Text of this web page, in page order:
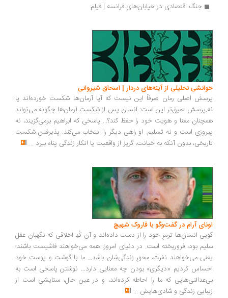
جنگ اقتصادی در خیابان‌های فرانسه | فیلم
تحلیلی از آینه‌های دردار | اسحاق شیروانی
اصلی رمان صرفاً این نیست که آیا آرمان‌ها شکست خورده‌اند یا
عمیق‌تر این است: انسان پس از شکست آرمان‌ها چگونه می‌تواند
معنا و هویت خود را حفظ کند؟... پاسخی که ابراهیم برمی‌گزیند، نه
است و نه تسلیم. او راهی دیگر را انتخاب می‌کند: پذیرفتن شکست
بدون آنکه به خیانت، گریز از واقعیت یا انکار زندگی پناه ببرد...
آرام در گفت‌وگو با فاروک شهیچ‭
انسان‌ها ترمزِ خود را از دست داده‌اند و آن کُدِ اخلاقی که نگهبان عقل
بود، فروریخته است. در دنیای امروز، همه می‌خواهند فاشیست باشند؛
می‌خواهند نفرت، محورِ زندگی‌شان باشد... ما با گوشت و پوست خود
کردیم «دیگری» بودن چه معنایی دارد... نوشتن پاسخی است به
که ما را احاطه کرده‌اند، و در عین حال، ستایشی است از
زندگی و شادی‌هایش...